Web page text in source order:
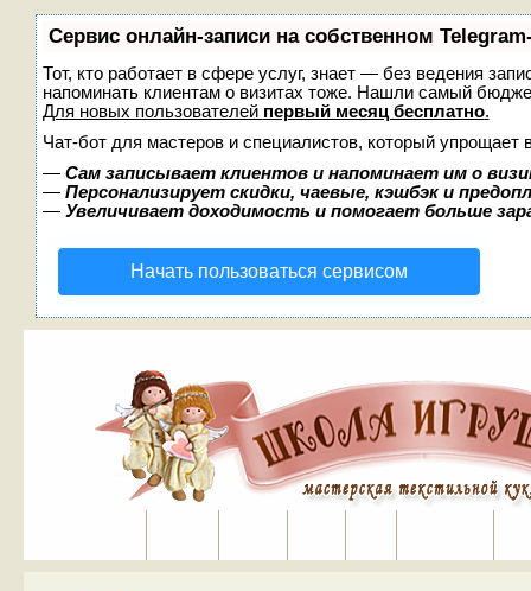
Сервис онлайн-записи на собственном
Тот, кто работает в сфере услуг, знает — без ведения
напоминать клиентам о визитах тоже. Нашли самый
Для новых пользователей первый месяц бесплатно.
Чат-бот для мастеров и специалистов, который упрощает
— Сам записывает клиентов и напоминает им о
— Персонализирует скидки, чаевые, кэшбэк и
— Увеличивает доходимость и помогает больше
Начать пользоваться сервисом